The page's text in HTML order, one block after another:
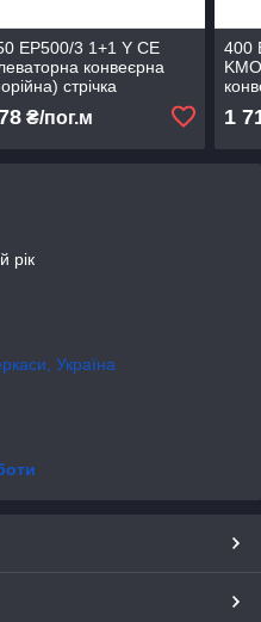
ЕР500/3 1+1 Y CE
конвеєрна
стрічка
₴/пог.м
400
1
рік
Україна